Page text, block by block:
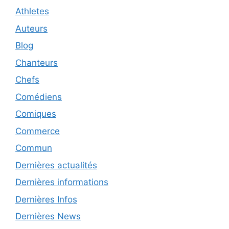
Athletes
Auteurs
Blog
Chanteurs
Chefs
Comédiens
Comiques
Commerce
Commun
Dernières actualités
Dernières informations
Dernières Infos
Dernières News